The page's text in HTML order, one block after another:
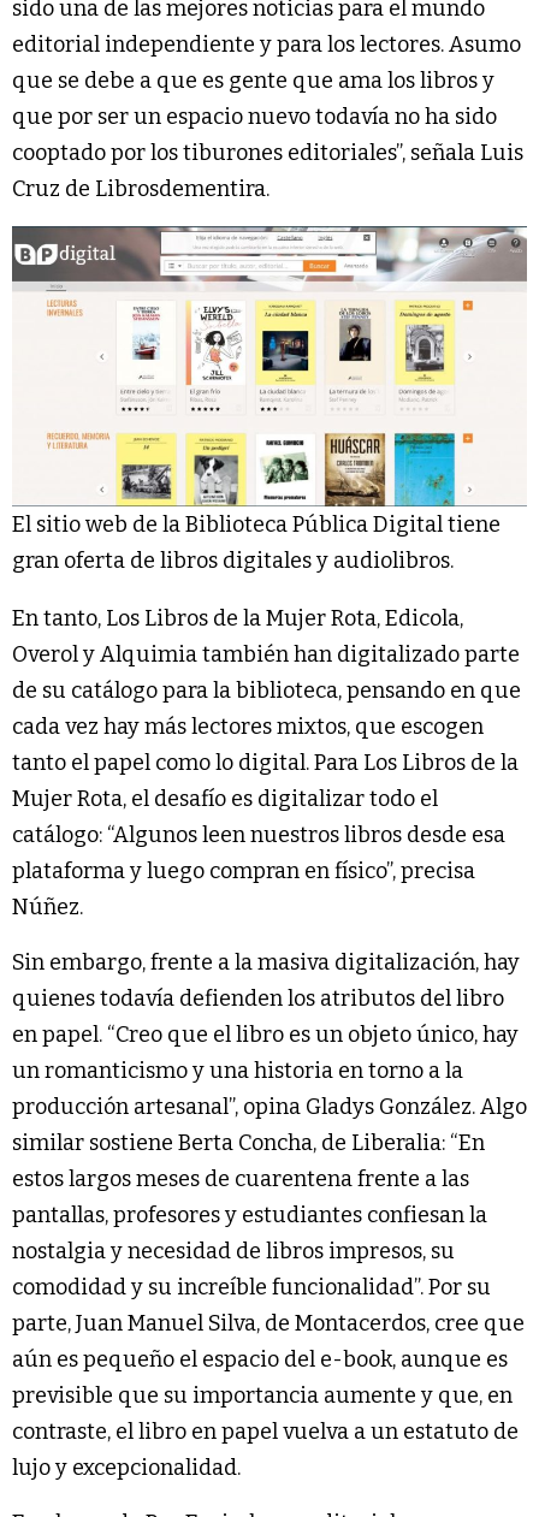
sido una de las mejores noticias para el mundo
editorial independiente y para los lectores. Asumo
que se debe a que es gente que ama los libros y
que por ser un espacio nuevo todavía no ha sido
cooptado por los tiburones editoriales”, señala Luis
Cruz de Librosdementira.
El sitio web de la Biblioteca Pública Digital tiene
gran oferta de libros digitales y audiolibros.
En tanto, Los Libros de la Mujer Rota, Edicola,
Overol y Alquimia también han digitalizado parte
de su catálogo para la biblioteca, pensando en que
cada vez hay más lectores mixtos, que escogen
tanto el papel como lo digital. Para Los Libros de la
Mujer Rota, el desafío es digitalizar todo el
catálogo: “Algunos leen nuestros libros desde esa
plataforma y luego compran en físico”, precisa
Núñez.
Sin embargo, frente a la masiva digitalización, hay
quienes todavía defienden los atributos del libro
en papel. “Creo que el libro es un objeto único, hay
un romanticismo y una historia en torno a la
producción artesanal”, opina Gladys González. Algo
similar sostiene Berta Concha, de Liberalia: “En
estos largos meses de cuarentena frente a las
pantallas, profesores y estudiantes confiesan la
nostalgia y necesidad de libros impresos, su
comodidad y su increíble funcionalidad”. Por su
parte, Juan Manuel Silva, de Montacerdos, cree que
aún es pequeño el espacio del e-book, aunque es
previsible que su importancia aumente y que, en
contraste, el libro en papel vuelva a un estatuto de
lujo y excepcionalidad.